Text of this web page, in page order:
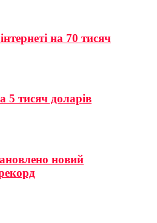
на 70 тисяч
5 тисяч доларів
новий